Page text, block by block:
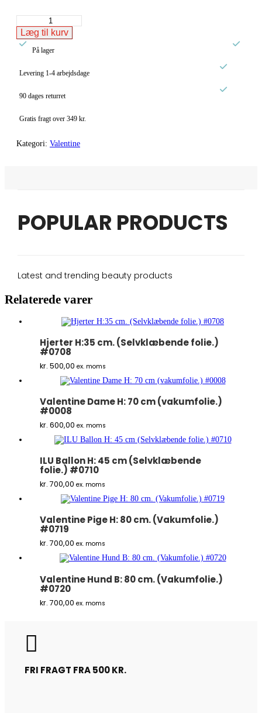
Par
H:
100
#0718
Læg til kurv

På lager

Levering 1-4 arbejdsdage

90 dages returret

Gratis fragt over 349 kr.
Kategori: Valentine
POPULAR PRODUCTS
Latest and trending beauty products
Relaterede varer
Hjerter H:35 cm. (Selvklæbende folie.)
#0708
kr. 500,00 ex. moms
Valentine Dame H: 70 cm (vakumfolie.)
#0008
kr. 600,00 ex. moms
ILU Ballon H: 45 cm (Selvklæbende
folie.) #0710
kr. 700,00 ex. moms
Valentine Pige H: 80 cm. (Vakumfolie.)
#0719
kr. 700,00 ex. moms
Valentine Hund B: 80 cm. (Vakumfolie.)
#0720
kr. 700,00 ex. moms

FRI FRAGT FRA 500 KR.